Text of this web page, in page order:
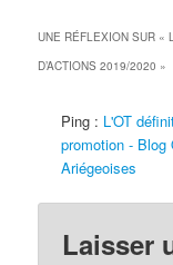
UNE RÉFLEXION SUR «
D’ACTIONS 2019/2020 »
Ping : L'OT
promotion - Blog
Ariégeoises
Laisser